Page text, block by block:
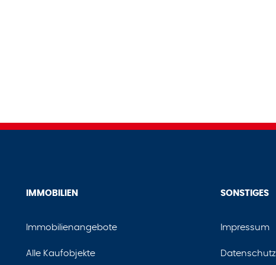
IMMOBILIEN
Immobilienangebote
Alle Kaufobjekte
SONSTIGES
Impressum
Datenschutz